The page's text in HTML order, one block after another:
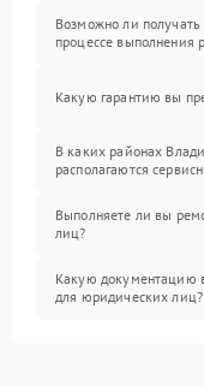
Возможно ли получать
процессе выполнения
Какую гарантию вы
В каких районах
располагаются
Выполняете ли вы
лиц?
Какую документацию
для юридических лиц?